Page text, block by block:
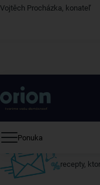
Vojtěch Procházka, konateľ
Ponuka
Získajte rady,
ktokoľvek iný
Prihláste sa k odberu nášho
recepty,